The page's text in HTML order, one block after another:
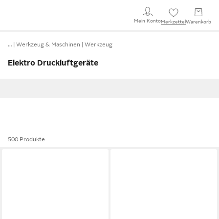
Mein KontoMerkzettel Warenkorb
… Werkzeug & Maschinen Werkzeug
Elektro Druckluftgeräte
500 Produkte